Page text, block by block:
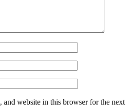
and website in this browser for the next